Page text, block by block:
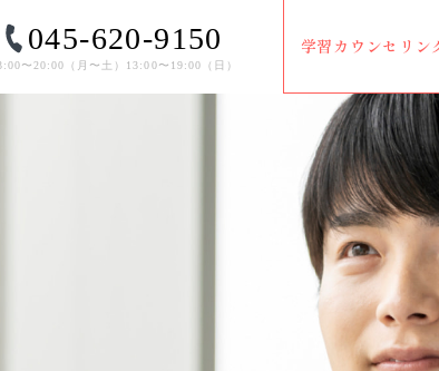
045-620-9150
〜20:00（⽉〜⼟）13:00〜19:00（⽇）
学習カウンセリン